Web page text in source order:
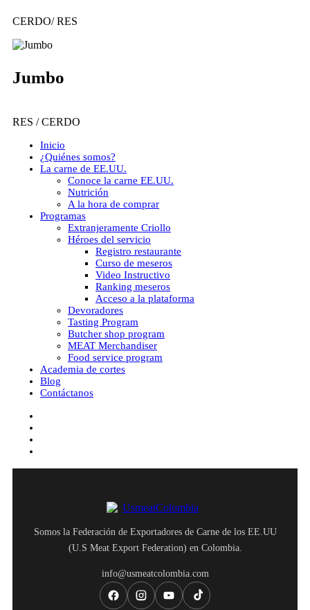
CERDO/ RES
Jumbo
RES / CERDO
Close
Menu
Inicio
¿Quiénes somos?
La carne de EE.UU.
Conoce la carne EE.UU.
Nutrición
A la hora de comprar
Programas
Extranjeramente Criollo
Héroes del servicio
Registro restaurante
Curso de meseros
Video Instructivo
Ranking meseros
Acceso a la plataforma
Devoradores
Tasting Program
Butcher shop program
MEAT Merchandiser
Food service program
Academia de cortes
Blog
Contáctanos
Somos la Federación de Exportadores de Carne de los EE.UU
(U.S Meat Export Federation) en Colombia.
info@usmeatcolombia.com